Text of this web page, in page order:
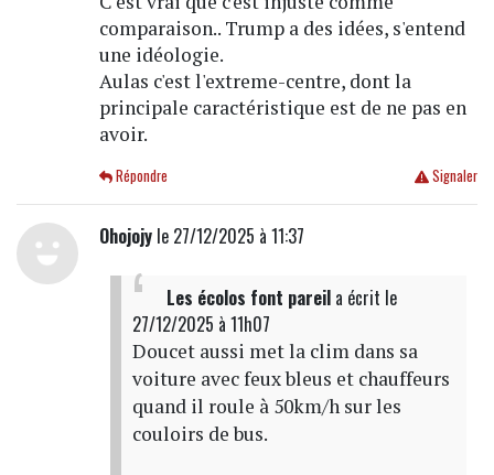
comparaison.. Trump a des idées, s'entend
une idéologie.
Aulas c'est l'extreme-centre, dont la
principale caractéristique est de ne pas en
avoir.
Signaler
Répondre
Ohojojyle 27/12/2025 à 11:37
Les écolos font pareila écrit le
27/12/2025 à 11h07
Doucet aussi met la clim dans sa
voiture avec feux bleus et chauffeurs
quand il roule à 50km/h sur les
couloirs de bus.